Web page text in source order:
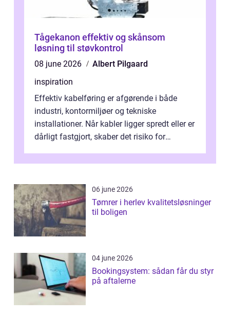
Tågekanon effektiv og skånsom
løsning til støvkontrol
08 june 2026
Albert Pilgaard
inspiration
Effektiv kabelføring er afgørende i både
industri, kontormiljøer og tekniske
installationer. Når kabler ligger spredt eller er
dårligt fastgjort, skaber det risiko for
06 june 2026
Tømrer i herlev kvalitetsløsninger
til boligen
04 june 2026
Bookingsystem: sådan får du styr
på aftalerne